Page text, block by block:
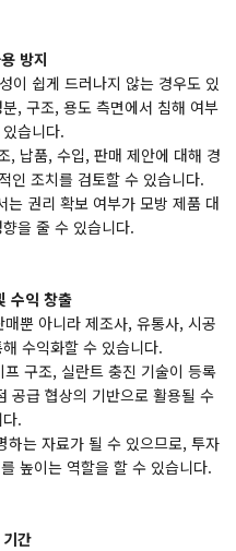
방지
이 쉽게 드러나지 않는 경우도 있
, 구조, 용도 측면에서 침해 여부
습니다.
, 납품, 수입, 판매 제안에 대해 경
인 조치를 검토할 수 있습니다.
는 권리 확보 여부가 모방 제품 대
을 줄 수 있습니다.
수익 창출
뿐 아니라 제조사, 유통사, 시공
수익화할 수 있습니다.
구조, 실란트 충진 기술이 등록
공급 협상의 기반으로 활용될 수
.
하는 자료가 될 수 있으므로, 투자
높이는 역할을 할 수 있습니다.
간